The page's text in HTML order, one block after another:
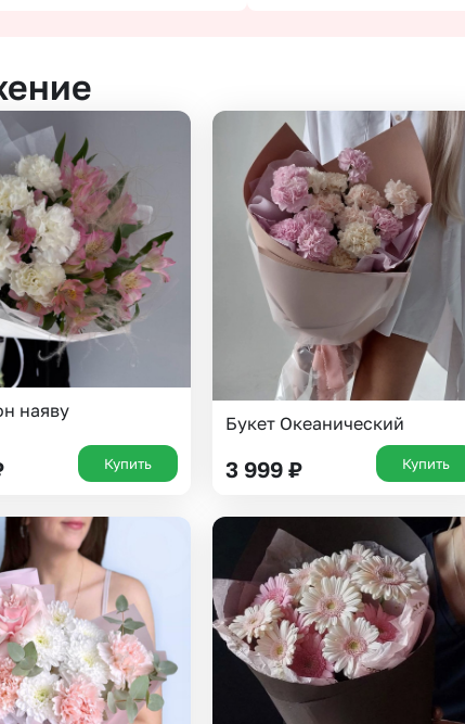
город доставки
из популярных
и МО
Санкт-Петербург
Новгород
наяву
Купить
Букет Океанический
3 999 ₽ Купить